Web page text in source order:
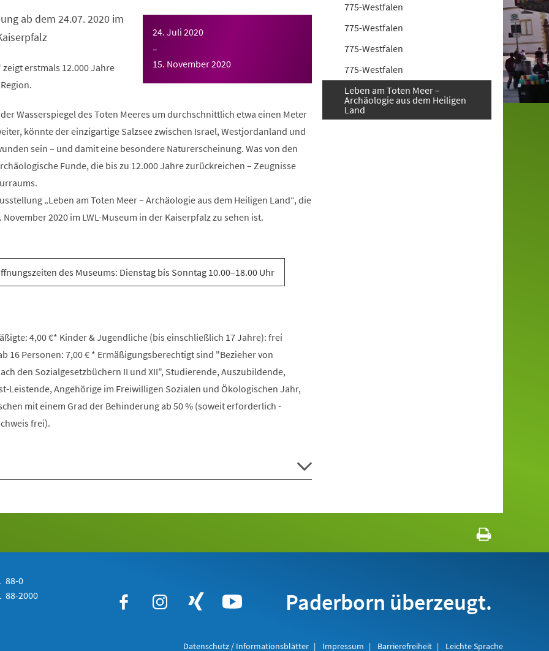
24. Juli 2020
–
15. November 2020
ab dem 24.07. 2020 im
zeigt erstmals 12.000 Jahre
Wasserspiegel des Toten Meeres um durchschnittlich etwa einen Meter
könnte der einzigartige Salzsee zwischen Israel, Westjordanland und
sein – und damit eine besondere Naturerscheinung. Was von den
Funde, die bis zu 12.000 Jahre zurückreichen – Zeugnisse
„Leben am Toten Meer – Archäologie aus dem Heiligen Land“, die
November 2020 im LWL-Museum in der Kaiserpfalz zu sehen ist.
des Museums: Dienstag bis Sonntag 10.00–18.00 Uhr
4,00 €* Kinder & Jugendliche (bis einschließlich 17 Jahre): frei
16 Personen: 7,00 € * Ermäßigungsberechtigt sind "Bezieher von
den Sozialgesetzbüchern II und XII", Studierende, Auszubildende,
Leistende, Angehörige im Freiwilligen Sozialen und Ökologischen Jahr,
mit einem Grad der Behinderung ab 50 % (soweit erforderlich -
frei).
775-Westfalen
775-Westfalen
775-Westfalen
775-Westfalen
Leben am Toten Meer –
Archäologie aus dem Heiligen
Land
88-0
88-2000 Paderborn überzeugt.
Datenschutz / Informationsblätter Impressum Barrierefreiheit Leichte Sprache